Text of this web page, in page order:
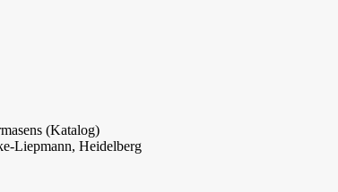
(Katalog)
Liepmann, Heidelberg